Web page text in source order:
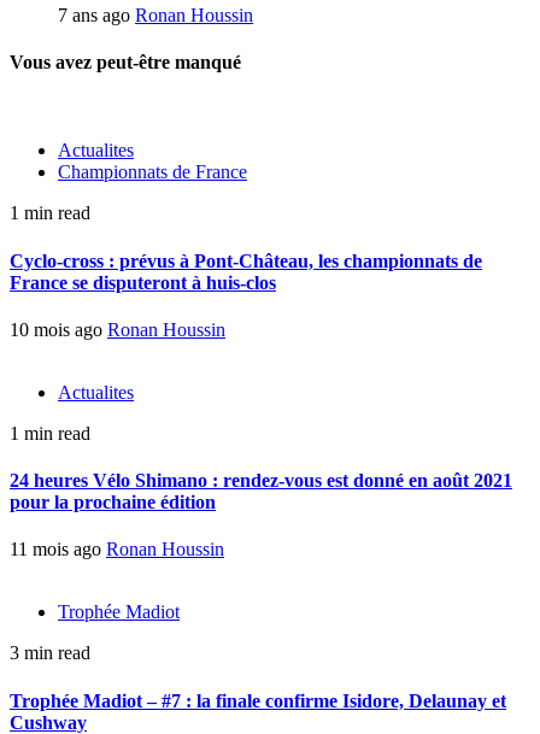
7 ans ago Ronan Houssin
Vous avez peut-être manqué
Actualites
Championnats de France
1 min read
Cyclo-cross : prévus à Pont-Château, les championnats de
France se disputeront à huis-clos
10 mois ago Ronan Houssin
Actualites
1 min read
24 heures Vélo Shimano : rendez-vous est donné en août 2021
pour la prochaine édition
11 mois ago Ronan Houssin
Trophée Madiot
3 min read
Trophée Madiot – #7 : la finale confirme Isidore, Delaunay et
Cushway